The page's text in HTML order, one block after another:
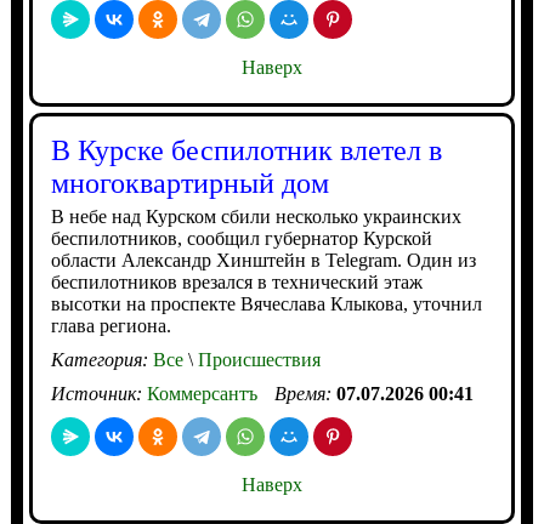
Наверх
В Курске беспилотник влетел в
многоквартирный дом
В небе над Курском сбили несколько украинских
беспилотников, сообщил губернатор Курской
области Александр Хинштейн в Telegram. Один из
беспилотников врезался в технический этаж
высотки на проспекте Вячеслава Клыкова, уточнил
глава региона.
Категория: Все\Происшествия
Источник: Коммерсантъ Время: 07.07.2026 00:41
Наверх